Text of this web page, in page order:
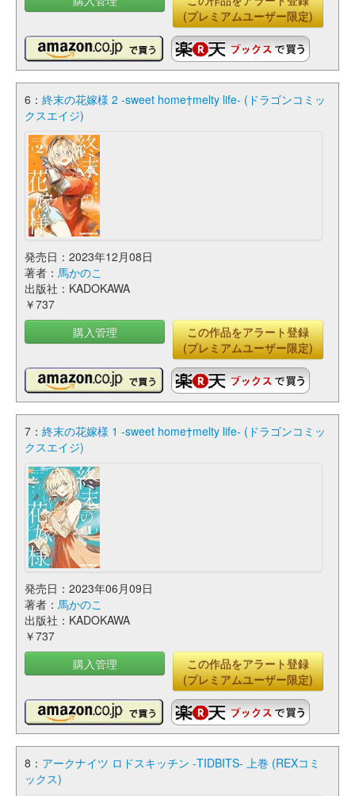
(プレミアムユーザー限定)
6： 終末の花嫁様 2 -sweet home†melty life- (ドラゴンコミッ
クスエイジ)
発売日：2023年12月08日
著者： 馬かのこ
出版社：KADOKAWA
￥737
購入管理
この作品をアラート登録
(プレミアムユーザー限定)
7： 終末の花嫁様 1 -sweet home†melty life- (ドラゴンコミッ
クスエイジ)
発売日：2023年06月09日
著者： 馬かのこ
出版社：KADOKAWA
￥737
購入管理
この作品をアラート登録
(プレミアムユーザー限定)
8： アークナイツ ロドスキッチン -TIDBITS- 上巻 (REXコミ
ックス)